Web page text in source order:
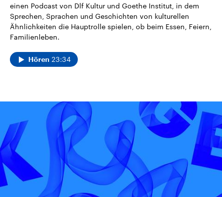
einen Podcast von Dlf Kultur und Goethe Institut, in dem
Sprechen, Sprachen und Geschichten von kulturellen
Ähnlichkeiten die Hauptrolle spielen, ob beim Essen, Feiern,
Familienleben.
Hören 23:34